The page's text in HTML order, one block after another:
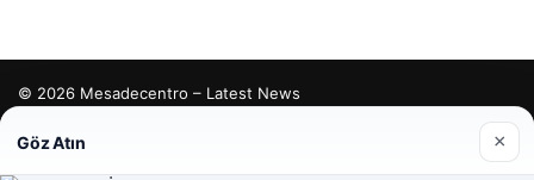
© 2026 Mesadecentro – Latest News
Göz Atın ×